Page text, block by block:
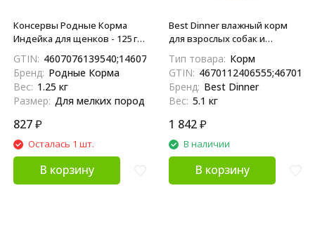
Консервы Родные Корма
Индейка для щенков - 125 г х
GTIN: 4607076139540;14607076139547
Бренд: Родные Корма
Вес: 1.25 кг
Размер: Для мелких пород
827₽
Осталась 1 шт.
В корзину
Best Dinner влажный корм
для взрослых собак и
телятиной и тыквой, фарш, в
консервах - 850 г х 6 шт
Тип товара: Корм
GTIN:
Бренд: Best Dinner
Вес: 5.1 кг
1 842₽
В наличии
В корзину